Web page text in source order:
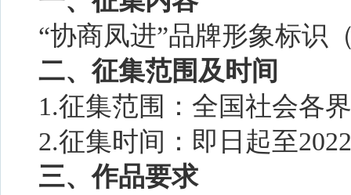
“协商凤进”品牌形象标识
二、征集范围及时间
1.征集范围：全国社会各
2.征集时间：即日起至
三、作品要求